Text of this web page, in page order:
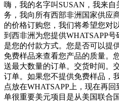
嗨，我的名字叫SUSAN，我来
务，我向所有西部非洲国家供应
的价格订购您，我们将希望您对
到西非洲为您提供WHATSAPP
是您的付款方式。您是否可以提
免费样品来查看您产品的质量。
送最大数量的订单。交货时间。
订单。如果您不提供免费样品，
点放在WHATSAPP上，现在再
单很重要美元项目是从美国联合